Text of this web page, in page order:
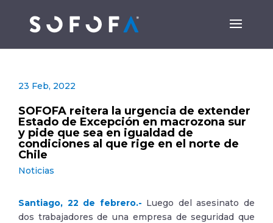
23 Feb, 2022
SOFOFA reitera la urgencia de extender
Estado de Excepción en macrozona sur
y pide que sea en igualdad de
condiciones al que rige en el norte de
Chile
Noticias
Santiago, 22 de febrero.- Luego del asesinato de
dos trabajadores de una empresa de seguridad que